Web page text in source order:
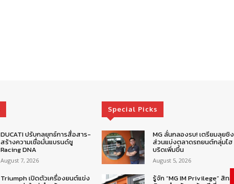
DUCATI ปรับกลยุทธ์การสื่อสาร-
สร้างความเชื่อมั่นแบรนด์ชู
Racing DNA
August 7, 2026
Triumph เปิดตัวเครื่องยนต์แข่ง
Special Picks
MG ลั่นกลองรบ! เตรียมลุยชิง
ส่วนแบ่งตลาดรถยนต์กลุ่มไฮ
บริดเพิ่มขึ้น
August 5, 2026
รู้จัก “MG IM Privilege” สิทธิ